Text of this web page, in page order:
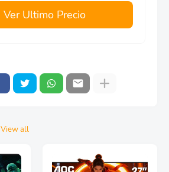
Ver Ultimo Precio
View all